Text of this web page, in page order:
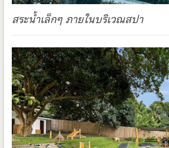
สระน้ำเล็กๆ ภายในบริเวณสปา